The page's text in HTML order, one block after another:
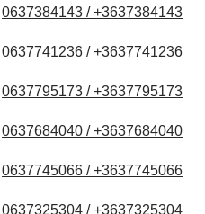
0637384143 / +3637384143
0637741236 / +3637741236
0637795173 / +3637795173
0637684040 / +3637684040
0637745066 / +3637745066
0637325304 / +3637325304